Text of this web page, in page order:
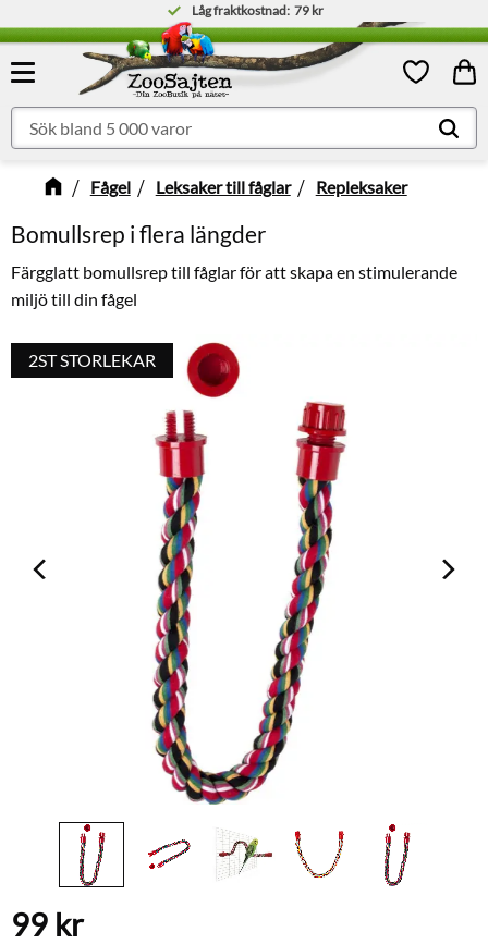
Meny
Låg fraktkostnad: 79 kr
Favoriter
Fågel Leksaker till fåglar Repleksaker
Bomullsrep i flera längder
Färgglatt bomullsrep till fåglar för att skapa en stimulerande
miljö till din fågel
2ST STORLEKAR
99 kr